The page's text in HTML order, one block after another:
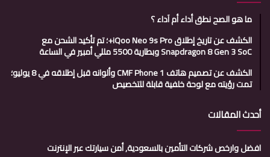
ما هو الصح نطق أداء أم آداء ؟
الكشف عن تاريخ إطلاق iQoo Neo 9s Pro+؛ تم تأكيد الشحن مع
Snapdragon 8 Gen 3 SoC وبطارية 5500 مللي أمبير في الساعة
الكشف عن تصميم هاتف CMF Phone 1 وألوانه قبل إطلاقه في 8 يوليو؛
تمت رؤيته مع لوحة خلفية قابلة للتخصيص
أحدث المقالات
افضل وارخص شركات التأمين بالسعودية, أمن سيارتك عبر الإنترنت